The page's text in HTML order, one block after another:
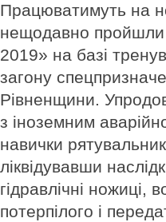
Працюватимуть на
нещодавно пройшли
2019» на базі
загону
Рівненщини.
з іноземним
навички
ліквідувавши
гідравлічні ножиці,
потерпілого і